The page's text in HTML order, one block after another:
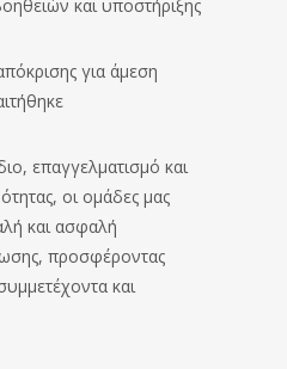
και υποστήριξης
για άμεση
επαγγελματισμό και
οι ομάδες μας
και ασφαλή
προσφέροντας
και